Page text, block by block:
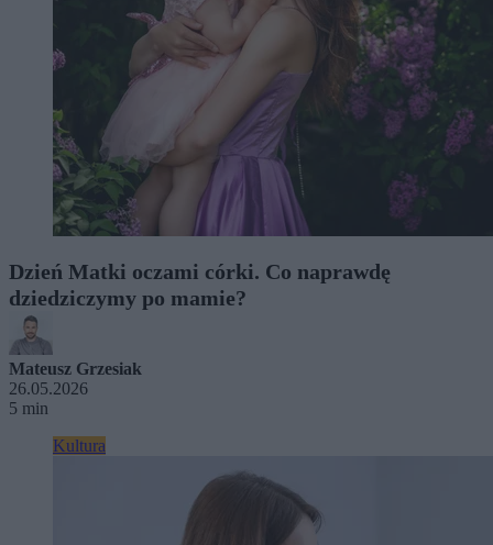
Dzień Matki oczami córki. Co naprawdę
dziedziczymy po mamie?
Mateusz Grzesiak
26.05.2026
5 min
Kultura